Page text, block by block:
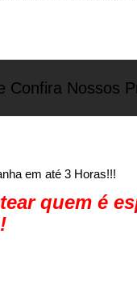
Confira Nossos
em até 3 Horas!!!
quem é